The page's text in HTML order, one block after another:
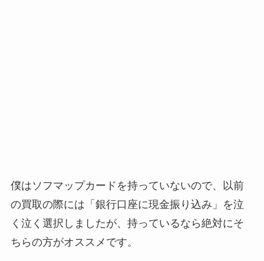
僕はソフマップカードを持っていないので、以前
の買取の際には「銀行口座に現金振り込み」を泣
く泣く選択しましたが、持っているなら絶対にそ
ちらの方がオススメです。